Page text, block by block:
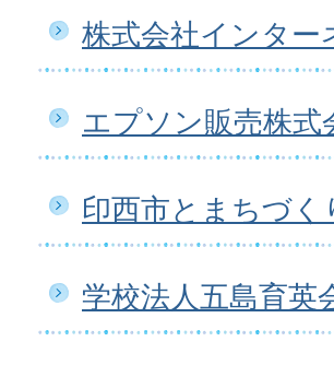
株式会社インタ
エプソン販売株式
印西市とまちづ
学校法人五島育英